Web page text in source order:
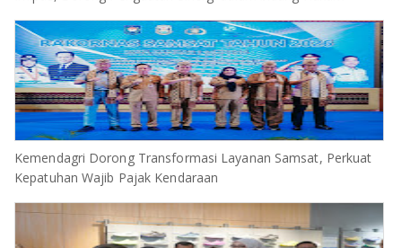
Kemendagri Dorong Transformasi Layanan Samsat, Perkuat
Kepatuhan Wajib Pajak Kendaraan